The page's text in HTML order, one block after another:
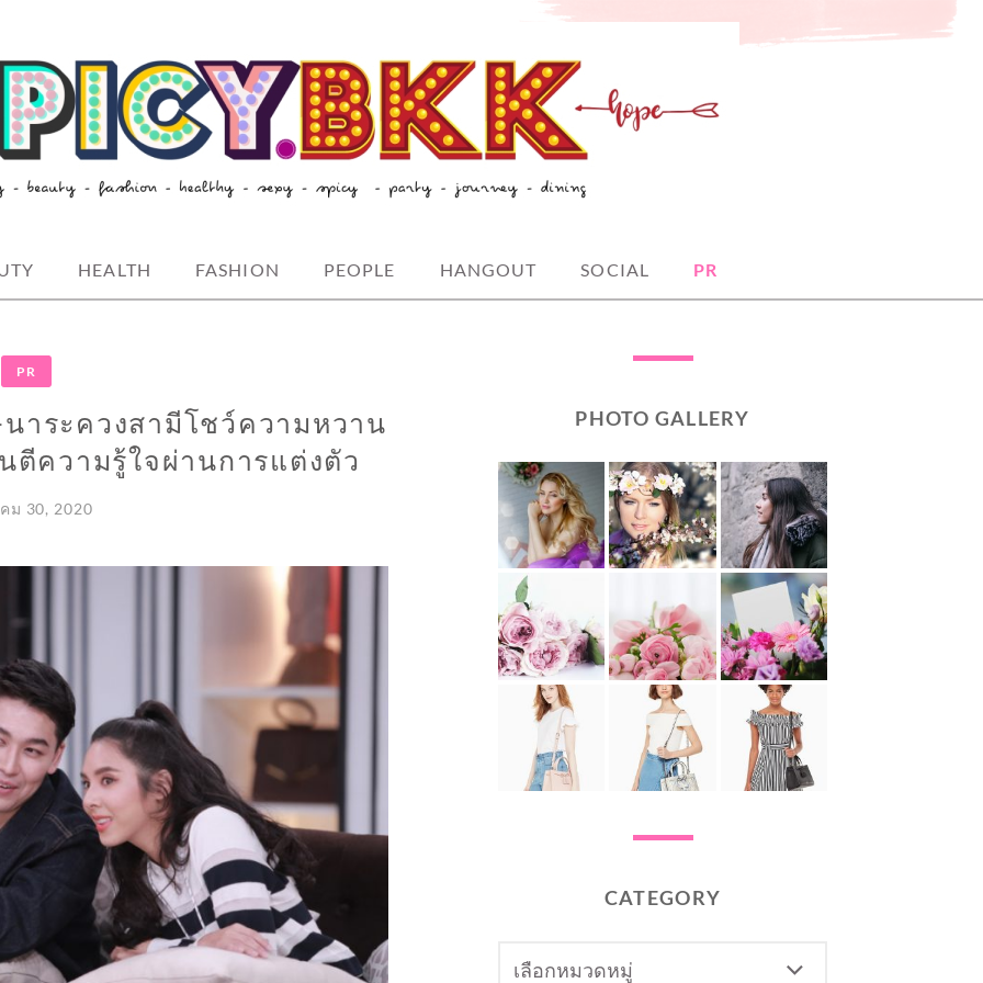
HEALTH FASHION PEOPLE HANGOUT SOCIAL PR
PR
าระควงสามีโชว์ความหวาน
ตีความรู้ใจผ่านการแต่งตัว
ม 30, 2020
PHOTO GALLERY
CATEGORY